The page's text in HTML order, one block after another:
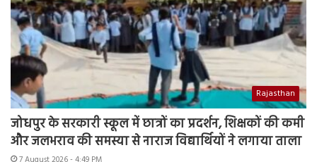
Rajasthan
जोधपुर के सरकारी स्कूल में छात्रों का प्रदर्शन, शिक्षकों की कमी
और जलभराव की समस्या से नाराज विद्यार्थियों ने लगाया ताला